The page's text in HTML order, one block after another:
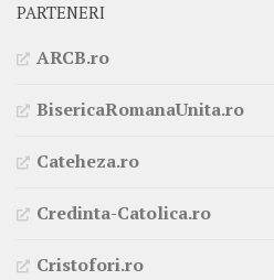
PARTENERI
ARCB.ro
BisericaRomanaUnita.ro
Cateheza.ro
Credinta-Catolica.ro
Cristofori.ro